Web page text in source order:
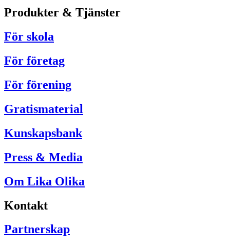
Produkter & Tjänster
För skola
För företag
För förening
Gratismaterial
Kunskapsbank
Press & Media
Om Lika Olika
Kontakt
Partnerskap